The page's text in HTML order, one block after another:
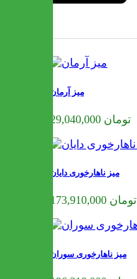
میز آرمان
29,040,000 تومان
میز ناهارخوری دایان
173,910,000 تومان
میز ناهارخوری سوران